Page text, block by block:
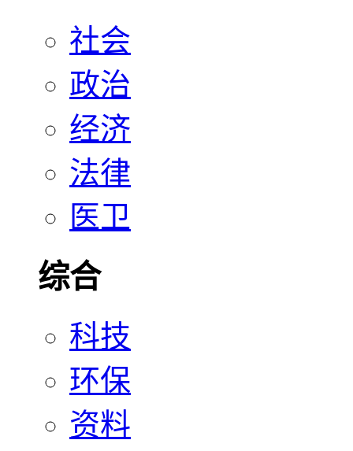
社会
政治
经济
法律
医卫
综合
科技
环保
资料